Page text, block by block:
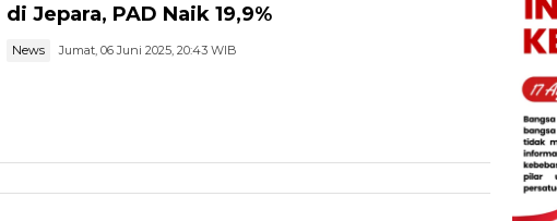
di Jepara, PAD Naik 19,9%
News Jumat, 06 Juni 2025, 20:43 WIB